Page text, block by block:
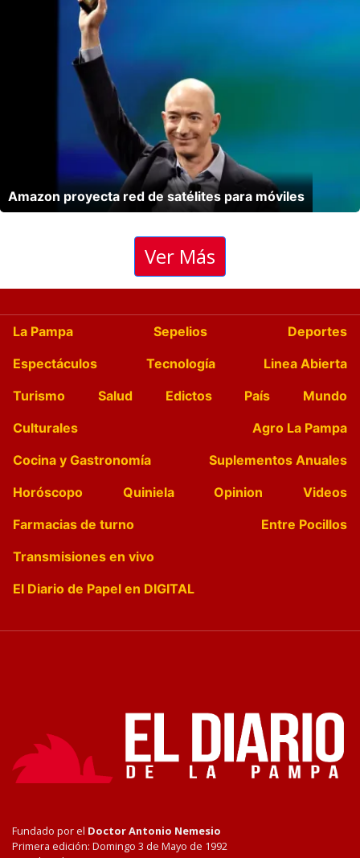
Amazon proyecta red de satélites para móviles
No hay mas resultados para mostrar
Ha ocurrido un error en la busqueda
Ver Más
La Pampa Sepelios
Deportes
Espectáculos
Tecnología
Linea Abierta
Turismo
Salud Edictos País
Mundo
Culturales
Agro La Pampa
Cocina y Gastronomía
Suplementos Anuales
Horóscopo
Quiniela Opinion
Videos
Farmacias de turno
Entre Pocillos
Transmisiones en vivo
El Diario de Papel en DIGITAL
Fundado por el Doctor Antonio Nemesio
Primera edición: Domingo 3 de Mayo de 1992